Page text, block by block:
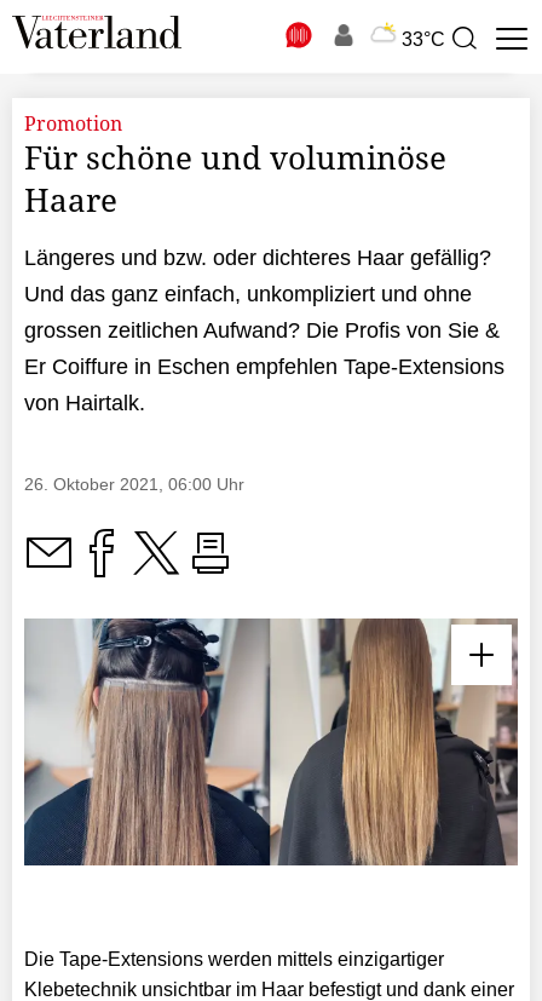
33°C
Suchbegriff
Promotion
Für schöne und voluminöse
Haare
Längeres und bzw. oder dichteres Haar gefällig?
Und das ganz einfach, unkompliziert und ohne
grossen zeitlichen Aufwand? Die Profis von Sie &
Er Coiffure in Eschen empfehlen Tape-Extensions
von Hairtalk.
26. Oktober 2021, 06:00 Uhr
Die Tape-Extensions werden mittels einzigartiger
Klebetechnik unsichtbar im Haar befestigt und dank einer